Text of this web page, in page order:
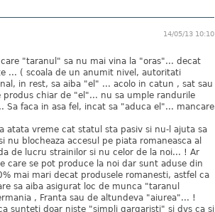
14/05/13 10:10
"taranul" sa nu mai vina la "oras"... decat
... ( scoala de un anumit nivel, autoritati
in rest, sa aiba "el" ... acolo in catun , sat sau
chiar de "el"... nu sa umple randurile
Sa faca in asa fel, incat sa "aduca el"... mancare
atata vreme cat statul sta pasiv si nu-l ajuta sa
blocheaza accesul pe piata romaneasca al
de lucru strainilor si nu celor de la noi... ! Ar
care se pot produce la noi dar sunt aduse din
mai mari decat produsele romanesti, astfel ca
sa aiba asigurat loc de munca "taranul
, Franta sau de altundeva "aiurea"... !
sunteti doar niste "simpli gargaristi" si dvs ca si